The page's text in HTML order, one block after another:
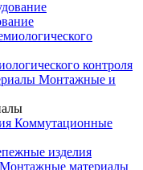
контроля
Монтажные и
Коммутационные
изделия
Монтажные материалы